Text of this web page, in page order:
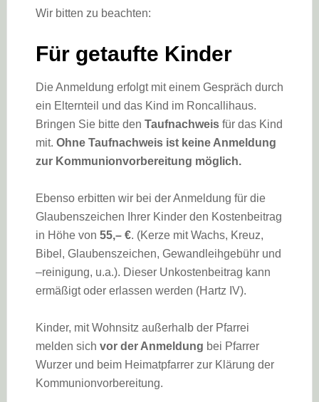
Wir bitten zu beachten:
Für getaufte Kinder
Die Anmeldung erfolgt mit einem Gespräch durch
ein Elternteil und das Kind im Roncallihaus.
Bringen Sie bitte den Taufnachweisfür das Kind
mit. Ohne Taufnachweis ist keine Anmeldung
zur Kommunionvorbereitung möglich.
Ebenso erbitten wir bei der Anmeldung für die
Glaubenszeichen Ihrer Kinder den Kostenbeitrag
in Höhe von 55,– €. (Kerze mit Wachs, Kreuz,
Bibel, Glaubenszeichen, Gewandleihgebühr und
–reinigung, u.a.). Dieser Unkostenbeitrag kann
ermäßigt oder erlassen werden (Hartz IV).
Kinder, mit Wohnsitz außerhalb der Pfarrei
melden sich vor der Anmeldung bei Pfarrer
Wurzer und beim Heimatpfarrer zur Klärung der
Kommunionvorbereitung.